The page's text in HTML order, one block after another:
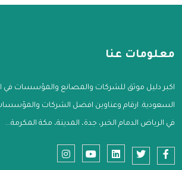
معلومات عنا
اكبر دليل موثق للشركات والمصانع والمؤسسات في
السعودية. ارقام وعناوين افضل الشركات
في الرياض الدمام الخبر، جدة، المدينة، مكة المكرمة...